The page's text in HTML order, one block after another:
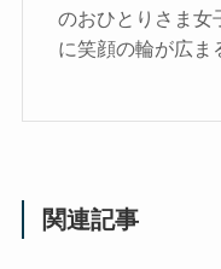
のおひとりさま女
に笑顔の輪が広ま
関連記事